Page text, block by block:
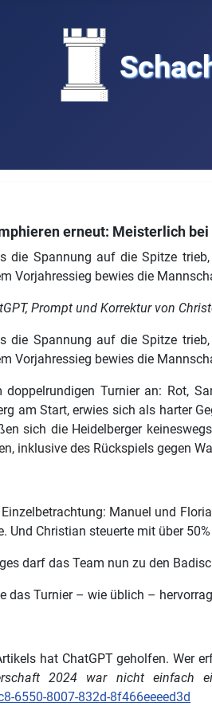
erneut: Meisterlich
die Spannung auf die Spitze
Vorjahressieg bewies die
Prompt und Korrektur von
die Spannung auf die Spitze
Vorjahressieg bewies die
Turnier an: Rot,
am Start, erwies sich als harter
sich die Heidelberger
inklusive des Rückspiels gegen
Manuel und
Und Christian steuerte mit über
darf das Team nun zu den
das Turnier – wie üblich –
hat ChatGPT geholfen. Wer
2024 war nicht
6550-8007-832d-8f466eeeed3d